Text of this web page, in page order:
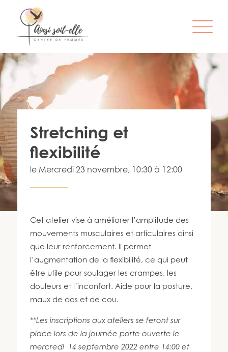
L’ORGANISME
SERVICES
ATELIERS & ACTIVITÉS
ÊTRE MEMBRE
S’IMPLIQUER
INFO-LETTRE
450 447-3576
Stretching et
flexibilité
le Mercredi 23 novembre, 10:30 à 12:00
Cet atelier vise à améliorer l’amplitude des
mouvements musculaires et articulaires ainsi
que leur renforcement. Il permet
l’augmentation de la flexibilité, ce qui peut
être utile pour soulager les crampes, les
douleurs et l’inconfort. Aide pour la posture,
maux de dos et de cou.
**Les inscriptions aux ateliers se feront sur
place lors de la journée porte ouverte le
mercredi 14 septembre 2022 entre 14:00 et